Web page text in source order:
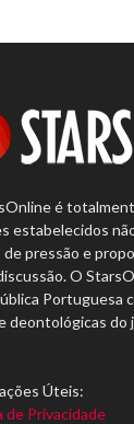
é
estabelecidos
de pressão e
O
Portuguesa
deontológicas do
Úteis:
de Privacidade